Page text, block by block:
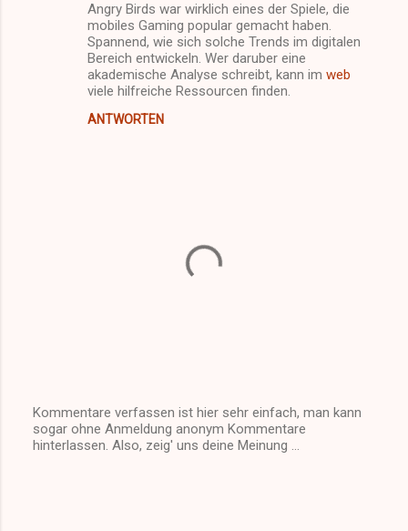
Angry Birds war wirklich eines der Spiele, die
mobiles Gaming popular gemacht haben.
Spannend, wie sich solche Trends im digitalen
Bereich entwickeln. Wer daruber eine
akademische Analyse schreibt, kann im web
viele hilfreiche Ressourcen finden.
ANTWORTEN
K
o
Kommentare verfassen ist hier sehr einfach, man kann
sogar ohne Anmeldung anonym Kommentare
hinterlassen. Also, zeig' uns deine Meinung ...